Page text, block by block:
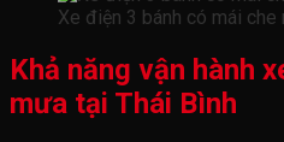
Xe điện 3 bánh có mái
Khả năng vận hành
mưa tại Thái Bình